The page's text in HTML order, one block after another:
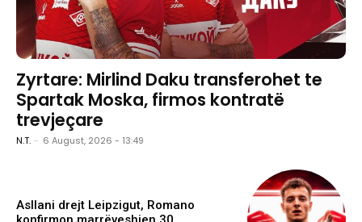
Zyrtare: Mirlind Daku transferohet te
Spartak Moska, firmos kontratë
trevjeçare
N.T. - 6 August, 2026 - 13:49
Asllani drejt Leipzigut, Romano